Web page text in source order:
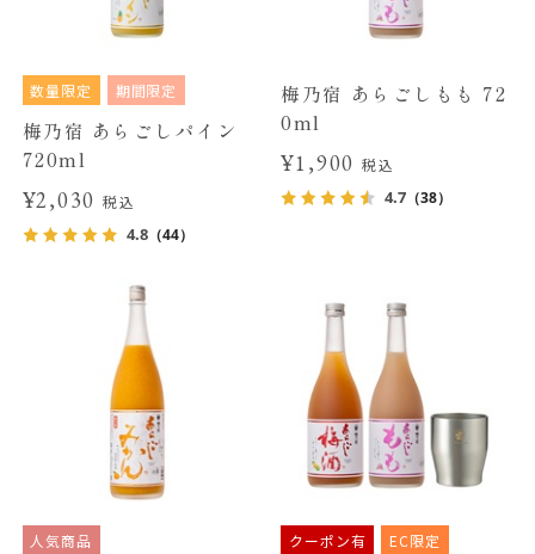
数量限定 期間限定
梅乃宿 あらごしパイン
720ml
¥2,030税込
4.8（44）
梅乃宿 あらごしもも 72
0ml
¥1,900 税込
4.7 （38）
人気商品 クーポン有 EC限定